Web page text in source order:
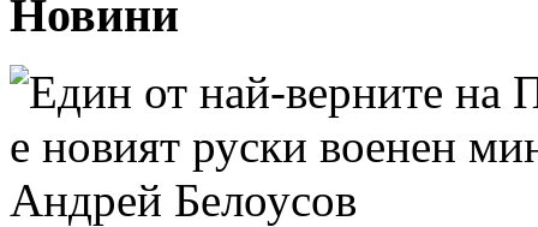
Новини